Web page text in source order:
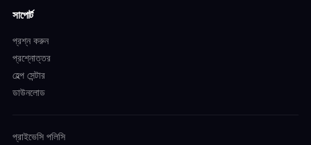
সাপোর্ট
প্রশ্ন করুন
প্রশ্নোত্তর
হেল্প সেন্টার
ডাউনলোড
প্রাইভেসি পলিসি